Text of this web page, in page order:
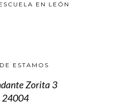
EN LEÓN
ESTAMOS
Zorita 3
24004